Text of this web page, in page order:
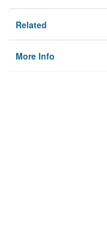
Related
More Info